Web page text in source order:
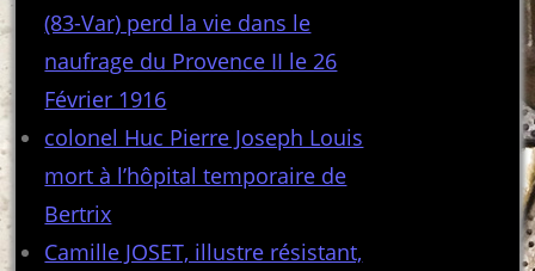
(83-Var) perd la vie dans le
naufrage du Provence II le 26
Février 1916
colonel Huc Pierre Joseph Louis
mort à l’hôpital temporaire de
Bertrix
Camille JOSET, illustre résistant,